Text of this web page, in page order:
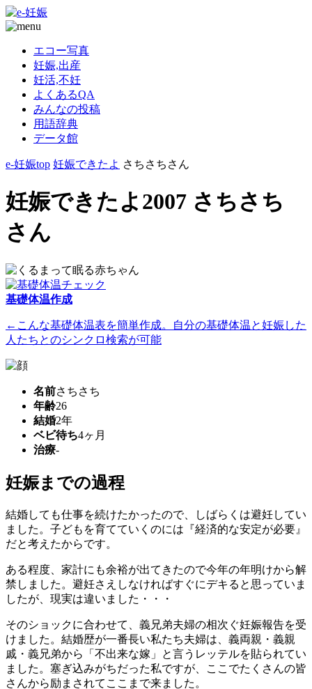
エコー写真
妊娠,出産
妊活,不妊
よくあるQA
みんなの投稿
用語辞典
データ館
e-妊娠top 妊娠できたよ さちさちさん
妊娠できたよ2007 さちさち
さん
基礎体温作成
←こんな基礎体温表を簡単作成。自分の基礎体温と妊娠した
人たちとのシンクロ検索が可能
名前さちさち
年齢26
結婚2年
ベビ待ち4ヶ月
治療-
妊娠までの過程
結婚しても仕事を続けたかったので、しばらくは避妊してい
ました。子どもを育てていくのには『経済的な安定が必要』
だと考えたからです。
ある程度、家計にも余裕が出てきたので今年の年明けから解
禁しました。避妊さえしなければすぐにデキると思っていま
したが、現実は違いました・・・
そのショックに合わせて、義兄弟夫婦の相次ぐ妊娠報告を受
けました。結婚歴が一番長い私たち夫婦は、義両親・義親
戚・義兄弟から「不出来な嫁」と言うレッテルを貼られてい
ました。塞ぎ込みがちだった私ですが、ここでたくさんの皆
さんから励まされてここまで来ました。